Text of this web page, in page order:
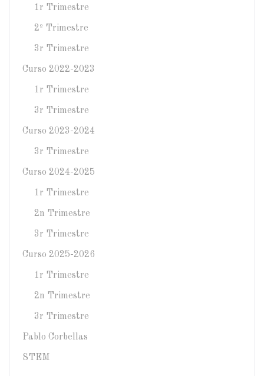
1r Trimestre
2º Trimestre
3r Trimestre
Curso 2022-2023
1r Trimestre
3r Trimestre
Curso 2023-2024
3r Trimestre
Curso 2024-2025
1r Trimestre
2n Trimestre
3r Trimestre
Curso 2025-2026
1r Trimestre
2n Trimestre
3r Trimestre
Pablo Corbellas
STEM